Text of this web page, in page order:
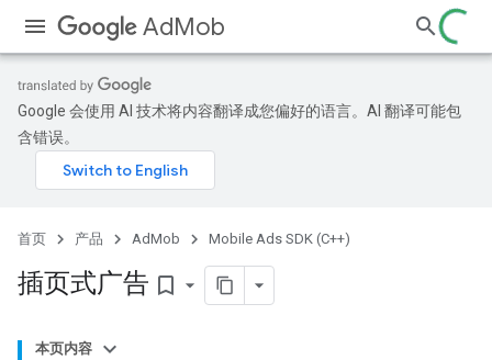
AdMob
Google 会使用 AI 技术将内容翻译成您偏好的语言。AI 翻译可能包
含错误。
首页 产品 AdMob Mobile Ads SDK (C++)
插页式广告 bookmark_border
本页内容